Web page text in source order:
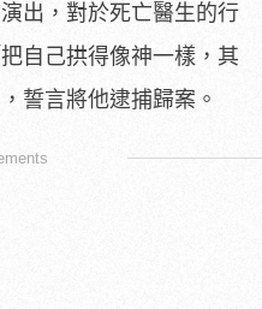
出， 對於死亡醫生的行
自己拱得像神一樣， 其
誓言將他逮捕歸案。